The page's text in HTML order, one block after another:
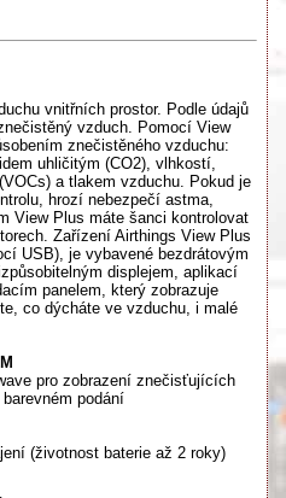
vnitřních prostor. Podle údajů
vzduch. Pomocí View
znečistěného vzduchu:
uhličitým (CO2), vlhkostí,
a tlakem vzduchu. Pokud je
hrozí nebezpečí astma,
View Plus máte šanci kontrolovat
Zařízení Airthings View Plus
USB), je vybavené bezdrátovým
displejem, aplikací
panelem, který zobrazuje
co dýcháte ve vzduchu, i malé
pro zobrazení znečisťujících
podání
(životnost baterie až 2 roky)